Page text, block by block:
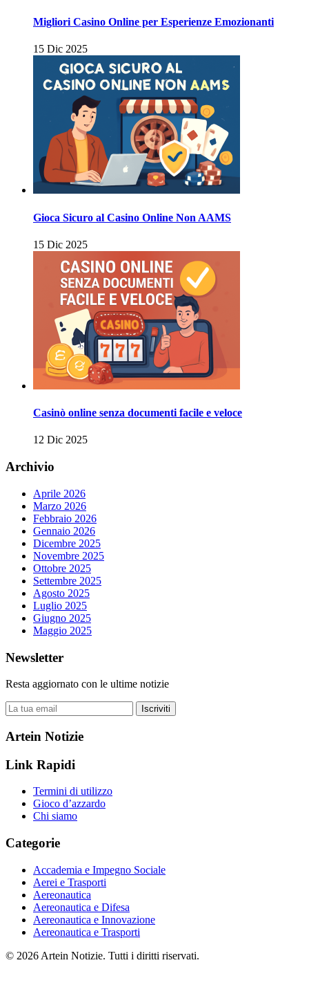
Migliori Casino Online per Esperienze Emozionanti
15 Dic 2025
Gioca Sicuro al Casino Online Non AAMS
15 Dic 2025
Casinò online senza documenti facile e veloce
12 Dic 2025
Archivio
Aprile 2026
Marzo 2026
Febbraio 2026
Gennaio 2026
Dicembre 2025
Novembre 2025
Ottobre 2025
Settembre 2025
Agosto 2025
Luglio 2025
Giugno 2025
Maggio 2025
Newsletter
Resta aggiornato con le ultime notizie
Iscriviti
Artein Notizie
Link Rapidi
Termini di utilizzo
Gioco d’azzardo
Chi siamo
Categorie
Accademia e Impegno Sociale
Aerei e Trasporti
Aereonautica
Aereonautica e Difesa
Aereonautica e Innovazione
Aereonautica e Trasporti
© 2026 Artein Notizie. Tutti i diritti riservati.